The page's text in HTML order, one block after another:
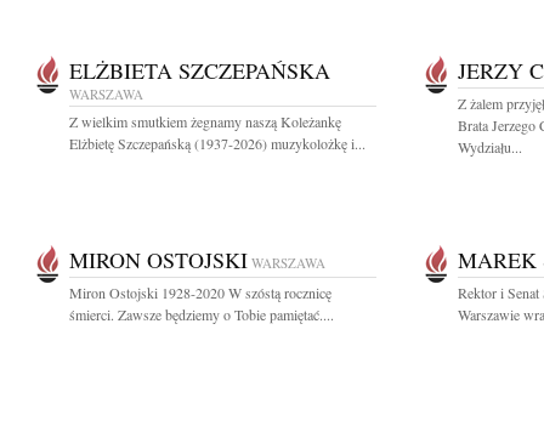
ELŻBIETA SZCZEPAŃSKA
WARSZAWA
Z wielkim smutkiem żegnamy naszą Koleżankę
Elżbietę Szczepańską (1937-2026) muzykolożkę i...
JERZY
Z żalem
Brata Jerzego
Wydziału...
MIRON OSTOJSKI WARSZAWA
Miron Ostojski 1928-2020 W szóstą rocznicę
śmierci. Zawsze będziemy o Tobie pamiętać....
MAREK
Rektor i
Warszawie